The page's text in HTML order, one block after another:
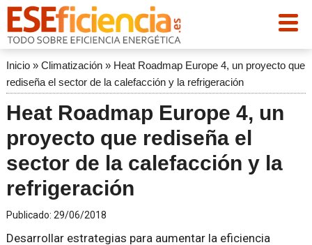
Inicio» Climatización» Heat Roadmap Europe 4, un proyecto que
rediseña el sector de la calefacción y la refrigeración
Heat Roadmap Europe 4, un
proyecto que rediseña el
sector de la calefacción y la
refrigeración
Publicado: 29/06/2018
Desarrollar estrategias para aumentar la eficiencia